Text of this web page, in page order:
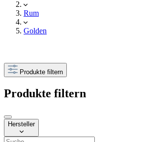
Rum
Golden
Produkte filtern
Produkte filtern
Hersteller